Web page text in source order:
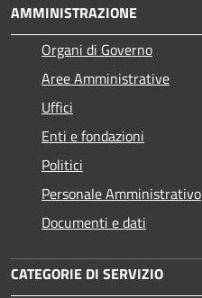
AMMINISTRAZIONE
Organi di Governo
Aree Amministrative
Uffici
Enti e fondazioni
Politici
Personale Amministrativo
Documenti e dati
CATEGORIE DI SERVIZIO